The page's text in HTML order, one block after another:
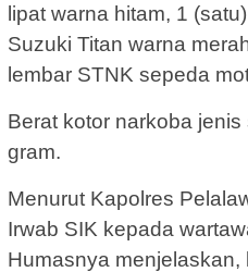
lipat warna hitam, 1
Suzuki Titan warna
lembar STNK sepeda
Berat kotor narkoba
gram.
Menurut Kapolres
Irwab SIK kepada
Humasnya menjelaskan,